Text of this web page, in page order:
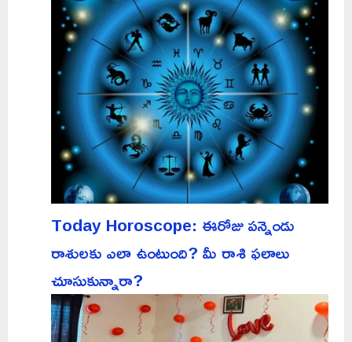
Today Horoscope: ఈరోజు పన్నెండు
రాశులకు ఎలా ఉంటుంది? మీ రాశి ఫలాలు
చూసుకున్నారా?